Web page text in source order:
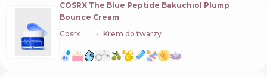
COSRX The Blue Peptide Bakuchiol Plump
Bounce Cream
Cosrx
Krem do twarzy